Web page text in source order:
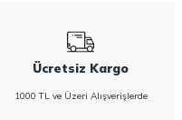
Ücretsiz Kargo
1000 TL ve Üzeri Alışverişlerde